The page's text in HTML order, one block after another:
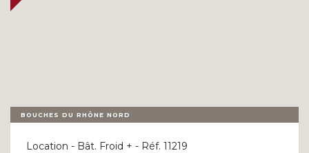
BOUCHES DU RHÔNE NORD
Location - Bât. Froid + - Réf. 11219